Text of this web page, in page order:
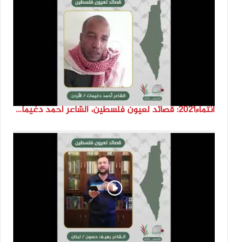
انتماء2021: قصائد لعيون فلسطين، الشاعر احمد دغيمات، الاردن